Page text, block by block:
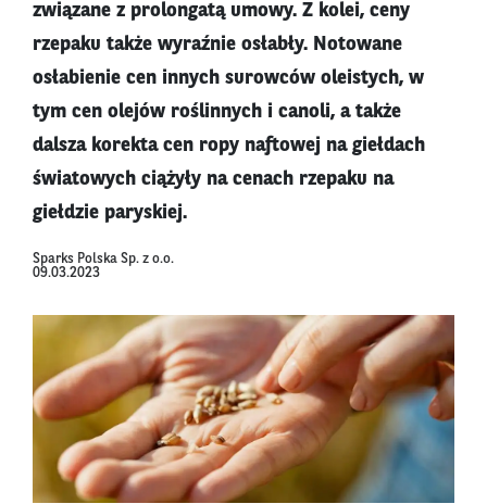
związane z prolongatą umowy. Z kolei, ceny
rzepaku także wyraźnie osłabły. Notowane
osłabienie cen innych surowców oleistych, w
tym cen olejów roślinnych i canoli, a także
dalsza korekta cen ropy naftowej na giełdach
światowych ciążyły na cenach rzepaku na
giełdzie paryskiej.
Sparks Polska Sp. z o.o.
09.03.2023